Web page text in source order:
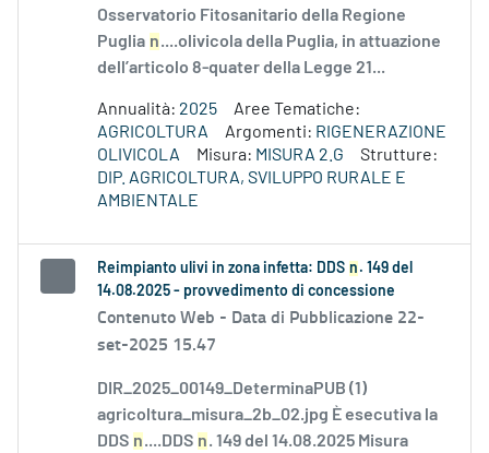
Osservatorio Fitosanitario della Regione
Puglia n....olivicola della Puglia, in attuazione
dell’articolo 8-quater della Legge 21...
Annualità: 2025
Aree Tematiche:
AGRICOLTURA
Argomenti: RIGENERAZIONE
OLIVICOLA
Misura: MISURA 2.G
Strutture:
DIP. AGRICOLTURA, SVILUPPO RURALE E
AMBIENTALE
Reimpianto ulivi in zona infetta: DDS n . 149 del
14.08.2025 - provvedimento di concessione
Contenuto Web - Data di Pubblicazione 22-
set-2025 15.47
DIR_2025_00149_DeterminaPUB (1)
agricoltura_misura_2b_02.jpg È esecutiva la
DDS n....DDS n. 149 del 14.08.2025 Misura